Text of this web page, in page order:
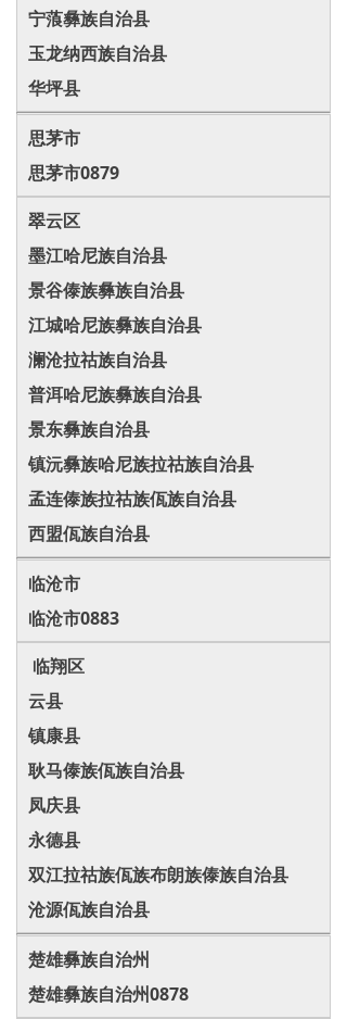
宁蒗彝族自治县
玉龙纳西族自治县
华坪县
思茅市
思茅市0879
翠云区
墨江哈尼族自治县
景谷傣族彝族自治县
江城哈尼族彝族自治县
澜沧拉祜族自治县
普洱哈尼族彝族自治县
景东彝族自治县
镇沅彝族哈尼族拉祜族自治县
孟连傣族拉祜族佤族自治县
西盟佤族自治县
临沧市
临沧市0883
临翔区
云县
镇康县
耿马傣族佤族自治县
凤庆县
永德县
双江拉祜族佤族布朗族傣族自治县
沧源佤族自治县
楚雄彝族自治州
楚雄彝族自治州0878